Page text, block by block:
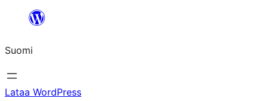
Suomi
Lataa WordPress